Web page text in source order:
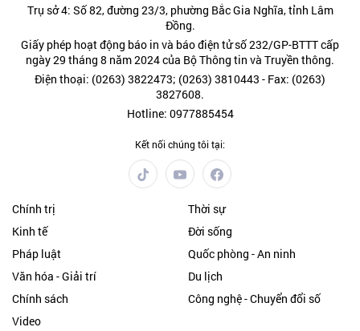
Trụ sở 4: Số 82, đường 23/3, phường Bắc Gia Nghĩa, tỉnh Lâm
Đồng.
Giấy phép hoạt động báo in và báo điện tử số 232/GP-BTTT cấp
ngày 29 tháng 8 năm 2024 của Bộ Thông tin và Truyền thông.
Điện thoại: (0263) 3822473; (0263) 3810443 - Fax: (0263)
3827608.
Hotline: 0977885454
Kết nối chúng tôi tại:
Chính trị
Thời sự
Kinh tế
Đời sống
Pháp luật
Quốc phòng - An ninh
Văn hóa - Giải trí
Du lịch
Chính sách
Công nghệ - Chuyển đổi số
Video